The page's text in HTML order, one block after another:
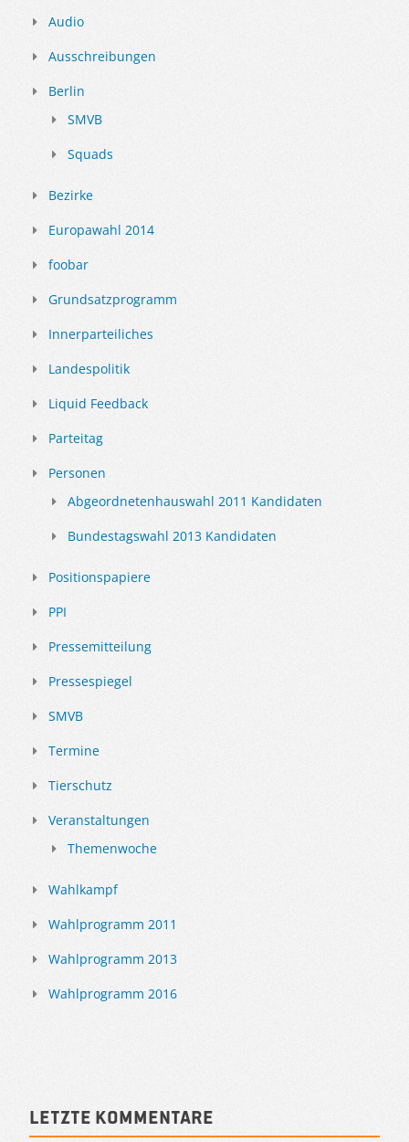
Audio
Ausschreibungen
Berlin
SMVB
Squads
Bezirke
Europawahl 2014
foobar
Grundsatzprogramm
Innerparteiliches
Landespolitik
Liquid Feedback
Parteitag
Personen
Abgeordnetenhauswahl 2011 Kandidaten
Bundestagswahl 2013 Kandidaten
Positionspapiere
PPI
Pressemitteilung
Pressespiegel
SMVB
Termine
Tierschutz
Veranstaltungen
Themenwoche
Wahlkampf
Wahlprogramm 2011
Wahlprogramm 2013
Wahlprogramm 2016
Letzte Kommentare